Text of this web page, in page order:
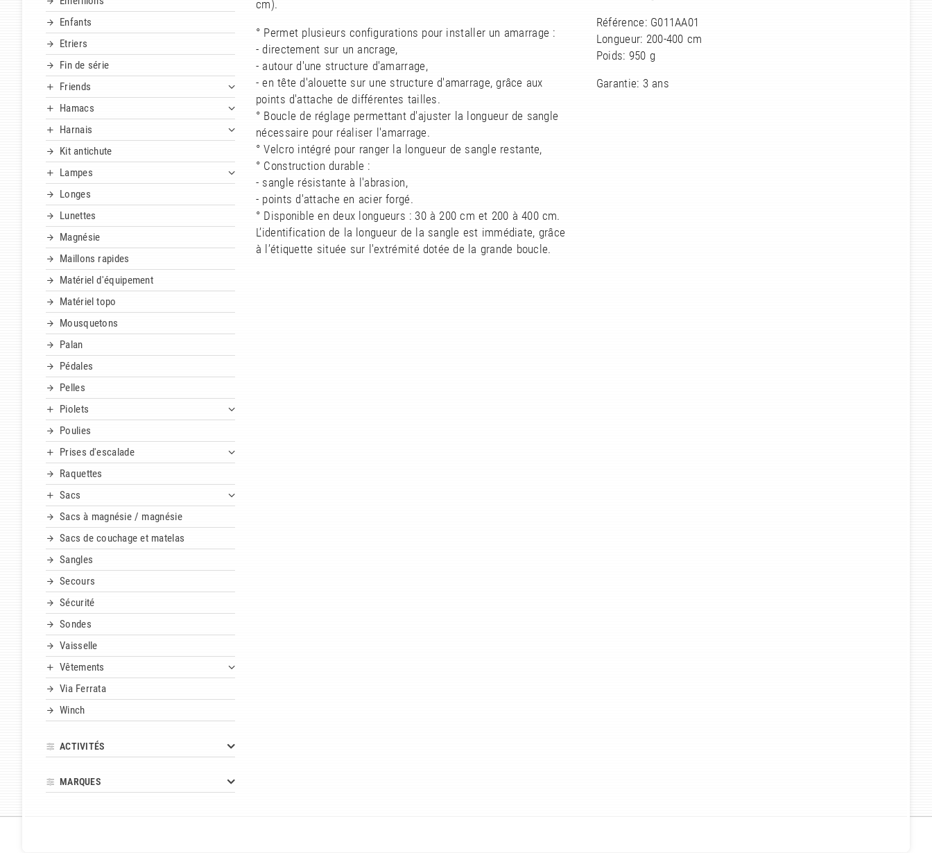
Enfants
Etriers
Fin de série
Friends
Hamacs
Harnais
Kit antichute
Lampes
Longes
Lunettes
Magnésie
Maillons rapides
Matériel d'équipement
Matériel topo
Mousquetons
Palan
Pédales
Pelles
Piolets
Poulies
Prises d'escalade
Raquettes
Sacs
Sacs à magnésie / magnésie
Sacs de couchage et matelas
Sangles
Secours
Sécurité
Sondes
Vaisselle
Vêtements
Via Ferrata
Winch
ACTIVITÉS
MARQUES
cm).
° Permet plusieurs configurations pour installer un amarrage :
- directement sur un ancrage,
- autour d'une structure d'amarrage,
- en tête d'alouette sur une structure d'amarrage, grâce aux
points d'attache de différentes tailles.
° Boucle de réglage permettant d'ajuster la longueur de sangle
nécessaire pour réaliser l'amarrage.
° Velcro intégré pour ranger la longueur de sangle restante,
° Construction durable :
- sangle résistante à l'abrasion,
- points d'attache en acier forgé.
° Disponible en deux longueurs : 30 à 200 cm et 200 à 400 cm.
L’identification de la longueur de la sangle est immédiate, grâce
à l’étiquette située sur l'extrémité dotée de la grande boucle.
Référence: G011AA01
Longueur: 200-400 cm
Poids: 950 g
Garantie: 3 ans